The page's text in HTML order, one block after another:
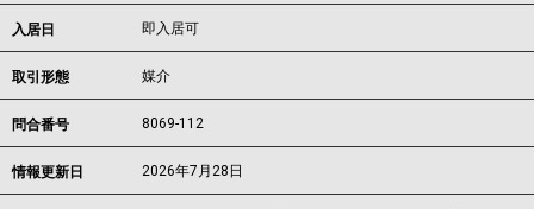
入居日 即入居可
取引形態 媒介
問合番号 8069-112
情報更新日 2026年7月28日